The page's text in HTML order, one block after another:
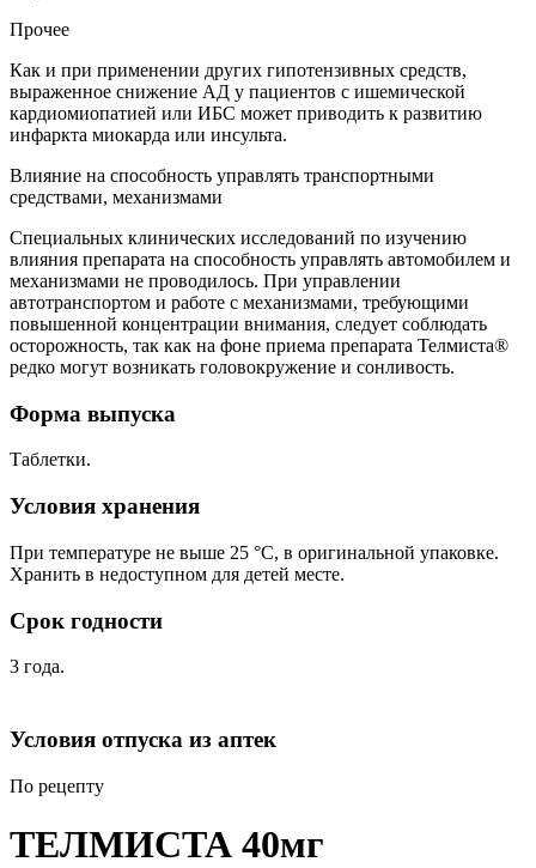
Прочее
Как и при применении других гипотензивных средств,
выраженное снижение АД у пациентов с ишемической
кардиомиопатией или ИБС может приводить к развитию
инфаркта миокарда или инсульта.
Влияние на способность управлять транспортными
средствами, механизмами
Специальных клинических исследований по изучению
влияния препарата на способность управлять автомобилем и
механизмами не проводилось. При управлении
автотранспортом и работе с механизмами, требующими
повышенной концентрации внимания, следует соблюдать
осторожность, так как на фоне приема препарата Телмиста®
редко могут возникать головокружение и сонливость.
Форма выпуска
Таблетки.
Условия хранения
При температуре не выше 25 °С, в оригинальной упаковке.
Хранить в недоступном для детей месте.
Срок годности
3 года.
Условия отпуска из аптек
По рецепту
ТЕЛМИСТА 40мг